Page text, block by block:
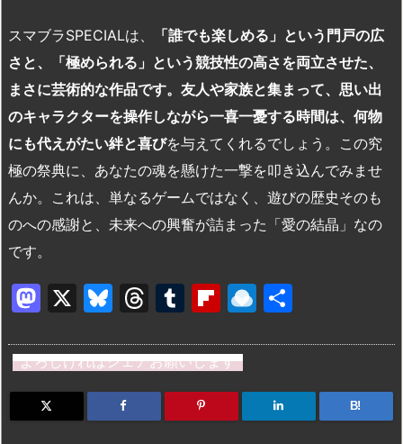
スマブラSPECIALは、
「誰でも楽しめる」という門戸の広
さと、「極められる」という競技性の高さを両立させた、
まさに芸術的な作品です。友人や家族と集まって、思い出
のキャラクターを操作しながら一喜一憂する時間は、何物
にも代えがたい絆と喜びを与えてくれるでしょう。この究
極の祭典に、あなたの魂を懸けた一撃を叩き込んでみませ
んか。これは、単なるゲームではなく、遊びの歴史そのも
のへの感謝と、未来への興奮が詰まった「愛の結晶」なの
です。
M
st
o
d
X
Bl
e
s
k
T
e
a
d
T
m
bl
r
Fl
b
o
ar
R
n
dr
o
よろしければシェアお願いします
B!